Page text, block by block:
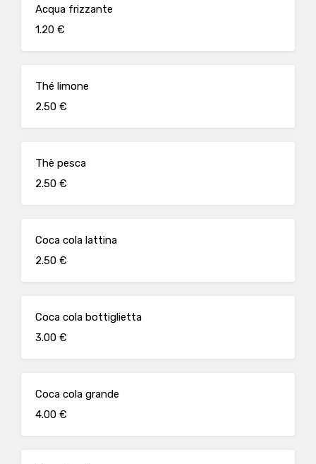
Acqua frizzante
1.20 €
Thé limone
2.50 €
Thè pesca
2.50 €
Coca cola lattina
2.50 €
Coca cola bottiglietta
3.00 €
Coca cola grande
4.00 €